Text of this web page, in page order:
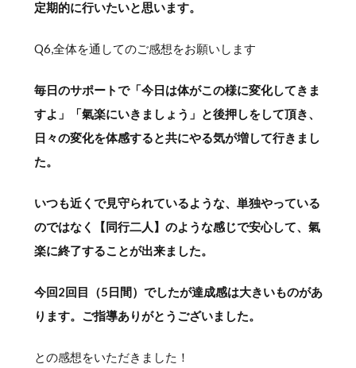
定期的に行いたいと思います。
Q6,全体を通してのご感想をお願いします
毎日のサポートで「今日は体がこの様に変化してきま
すよ」「氣楽にいきましょう」と後押しをして頂き、
日々の変化を体感すると共にやる気が増して行きまし
た。
いつも近くで見守られているような、単独やっている
のではなく【同行二人】のような感じで安心して、氣
楽に終了することが出来ました。
今回2回目（5日間）でしたが達成感は大きいものがあ
ります。ご指導ありがとうございました。
との感想をいただきました！